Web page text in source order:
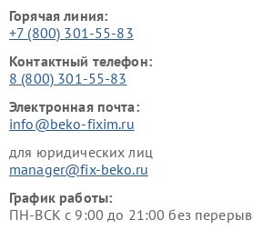
Горячая линия:
+7 (800) 301-55-83
Контактный телефон:
8 (800) 301-55-83
Электронная почта:
info@beko-fixim.ru
для юридических лиц
manager@fix-beko.ru
График работы:
ПН-ВСК с 9:00 до 21:00 без